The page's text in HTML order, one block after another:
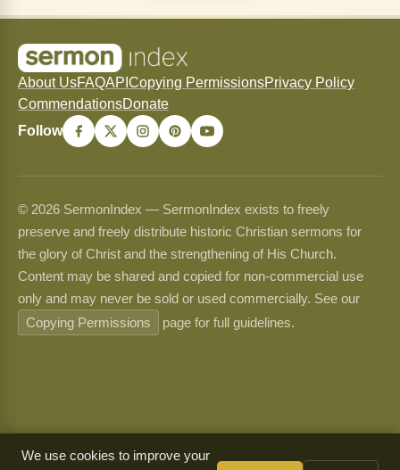
About UsFAQAPI Copying PermissionsPrivacy Policy
CommendationsDonate
Follow
© 2026 SermonIndex — SermonIndex exists to freely
preserve and freely distribute historic Christian sermons for
the glory of Christ and the strengthening of His Church.
Content may be shared and copied for non-commercial use
only and may never be sold or used commercially. See our
Copying Permissions
page for full guidelines.
We use cookies to improve your